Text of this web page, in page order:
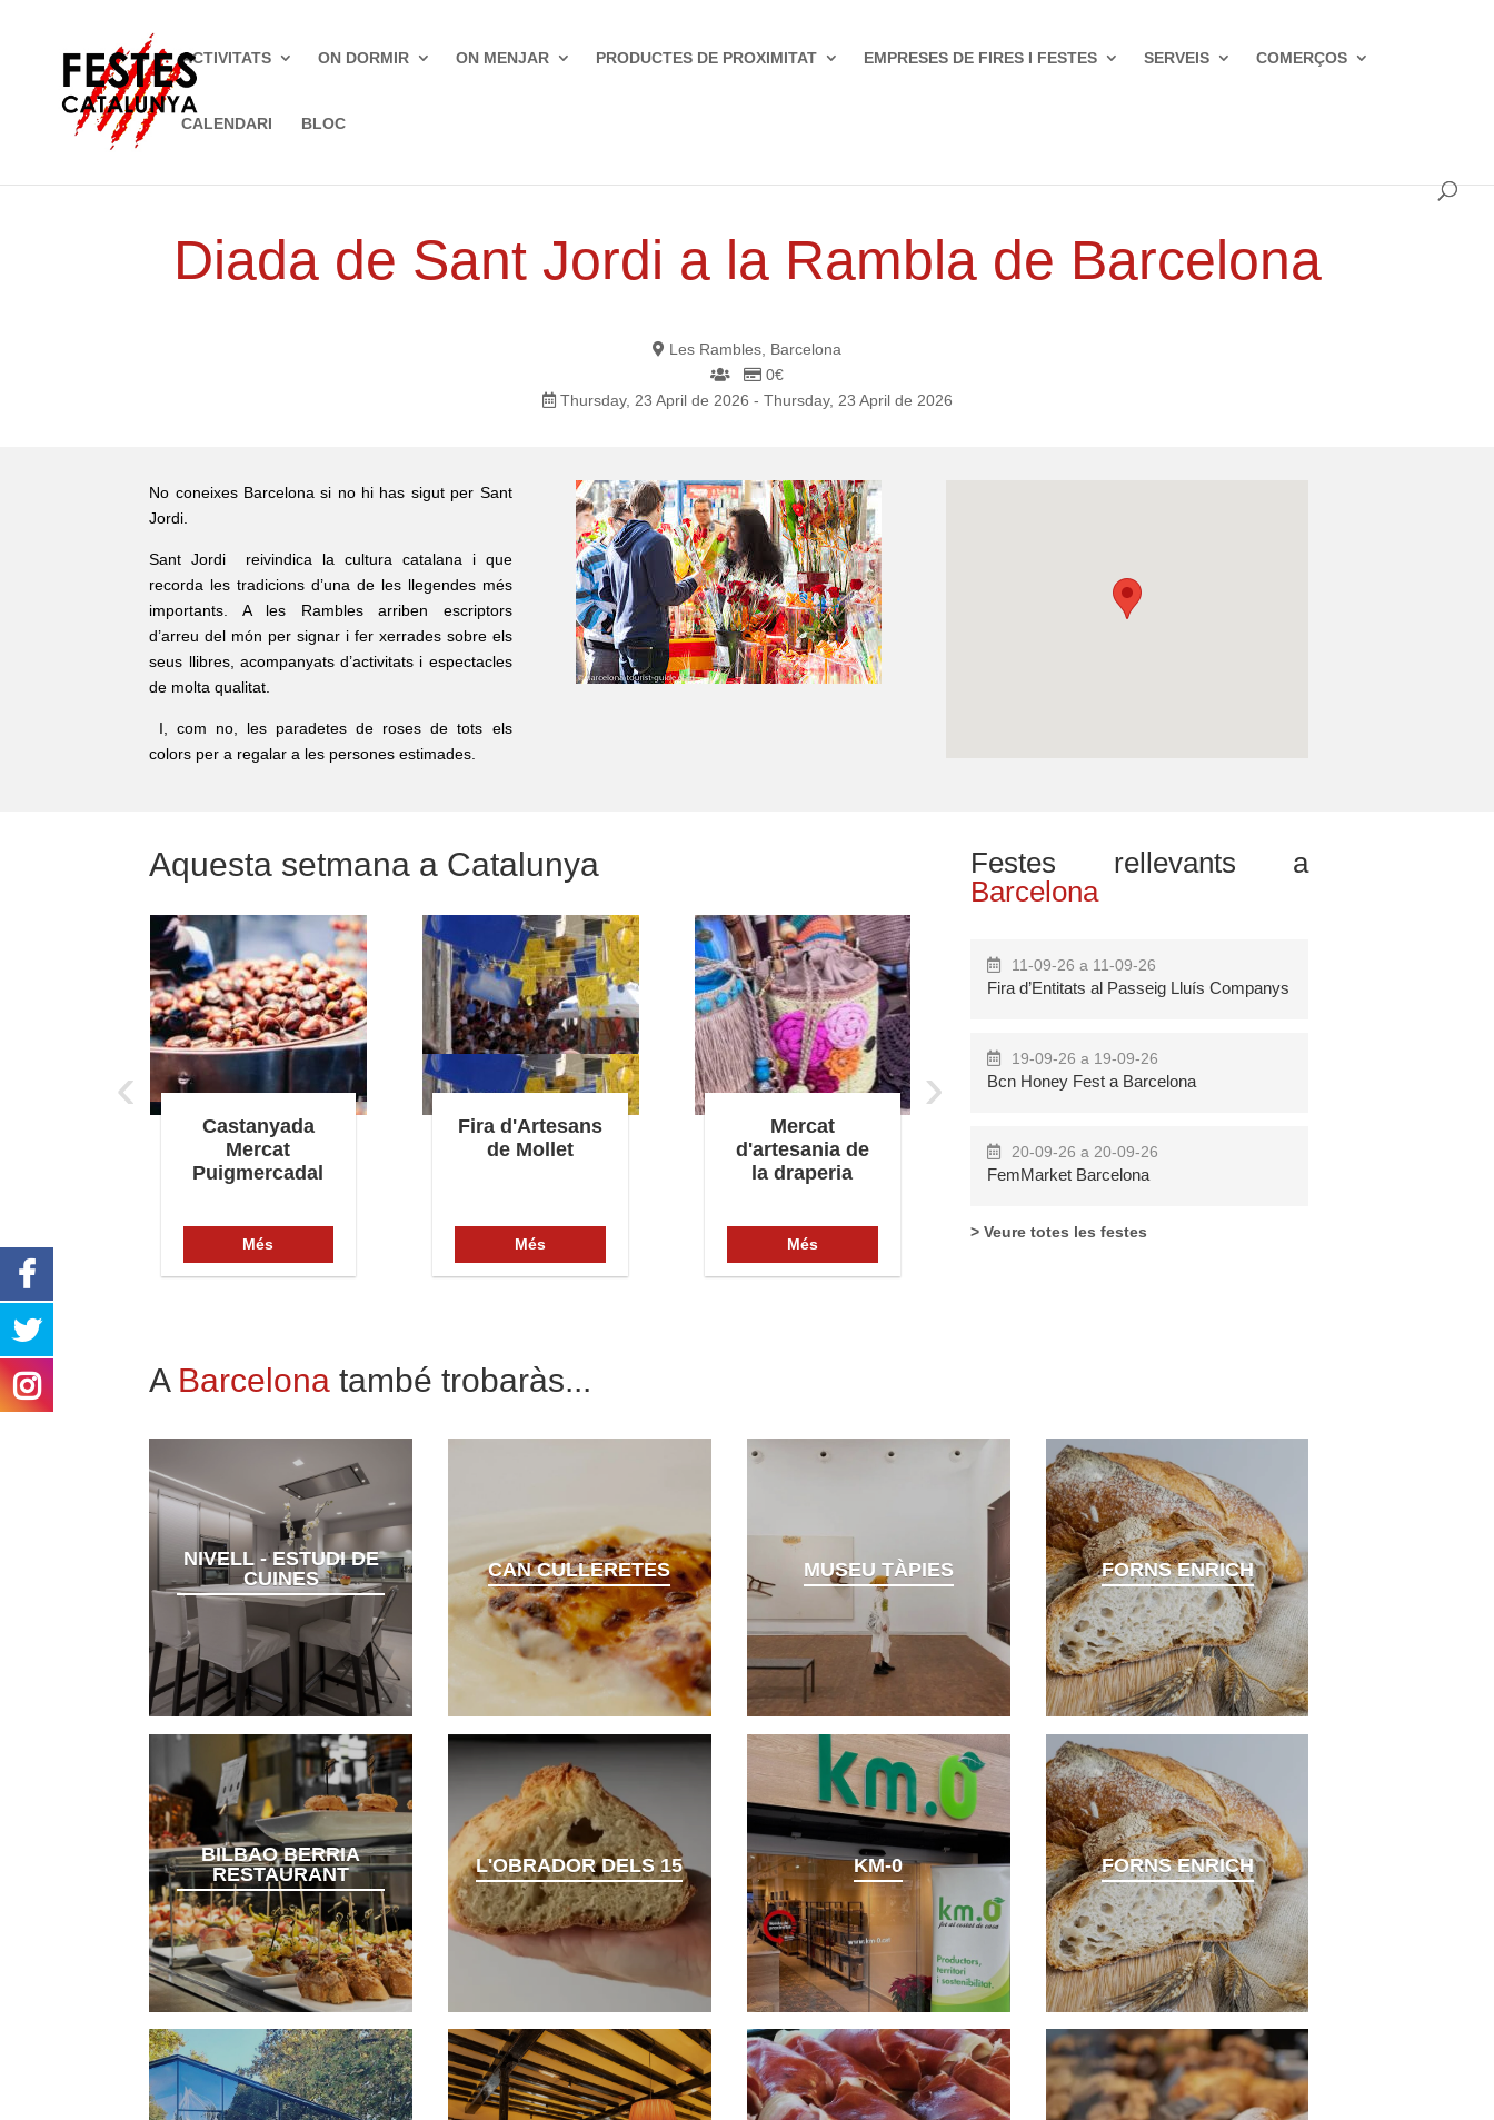
ACTIVITATS ON DORMIR ON MENJAR PRODUCTES DE PROXIMITAT EMPRESES DE FIRES I FESTES SERVEIS COMERÇOS
CALENDARI BLOC
Diada de Sant Jordi a la Rambla de Barcelona
Les Rambles, Barcelona
0€
Thursday, 23 April de 2026 - Thursday, 23 April de 2026
No coneixes Barcelona si no hi has sigut per Sant
Jordi.
Sant Jordi reivindica la cultura catalana i que
recorda les tradicions d’una de les llegendes més
importants. A les Rambles arriben escriptors
d’arreu del món per signar i fer xerrades sobre els
seus llibres, acompanyats d’activitats i espectacles
de molta qualitat.
I, com no, les paradetes de roses de tots els
colors per a regalar a les persones estimades.
Aquesta setmana a Catalunya
Castanyada
Mercat
Puigmercadal
Més
Fira d'Artesans
de Mollet
Més
Mercat
d'artesania de
la draperia
Més
Nocturna Pont
de Suert
‹ ›
Festes rellevants a
Barcelona
11-09-26 a 11-09-26
Fira d’Entitats al Passeig Lluís Companys
19-09-26 a 19-09-26
Bcn Honey Fest a Barcelona
20-09-26 a 20-09-26
FemMarket Barcelona
> Veure totes les festes
A Barcelona també trobaràs...
NIVELL - ESTUDI DE
CUINES
BILBAO BERRIA
RESTAURANT
CAN CULLERETES
L'OBRADOR DELS 15
MUSEU TÀPIES
KM-0
FORNS ENRICH
FORNS ENRICH